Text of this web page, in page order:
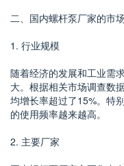
二、国内螺杆泵厂家的市
1. 行业规模
随着经济的发展和工业需
大。根据相关市场调查数
均增长率超过了15%。特
的使用频率越来越高。
2. 主要厂家